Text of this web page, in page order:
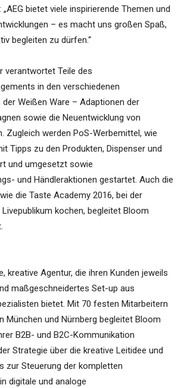
bietet viele inspirierende Themen und
– es macht uns großen Spaß,
begleiten zu dürfen.“
verantwortet Teile des
in den verschiedenen
Weißen Ware – Adaptionen der
sowie die Neuentwicklung von
Zugleich werden PoS-Werbemittel, wie
Tipps zu den Produkten, Dispenser und
und umgesetzt sowie
und Händleraktionen gestartet. Auch die
die Taste Academy 2016, bei der
kochen, begleitet Bloom
kreative Agentur, die ihren Kunden jeweils
maßgeschneidertes Set-up aus
bietet. Mit 70 festen Mitarbeitern
München und Nürnberg begleitet Bloom
B2B- und B2C-Kommunikation
Strategie über die kreative Leitidee und
zur Steuerung der kompletten
digitale und analoge